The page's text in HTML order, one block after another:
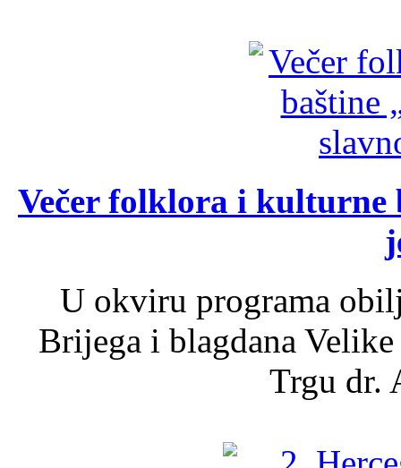
Večer folklora i kulturne
U okviru programa
Brijega i blagdana
Trgu dr.